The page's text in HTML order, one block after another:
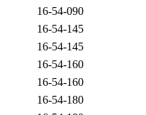
16-54-090
16-54-145
16-54-145
16-54-160
16-54-160
16-54-180